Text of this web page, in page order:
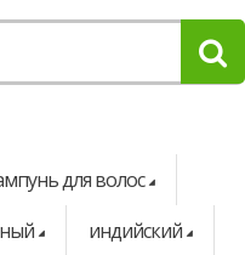
для волос
индийский